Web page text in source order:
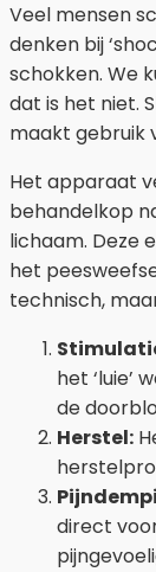
Veel mensen
denken bij
schokken. We
dat is het niet.
maakt gebruik
Het apparaat
behandelkop
lichaam. Deze
het
technisch,
het ‘luie’
de
Herstel:
direct